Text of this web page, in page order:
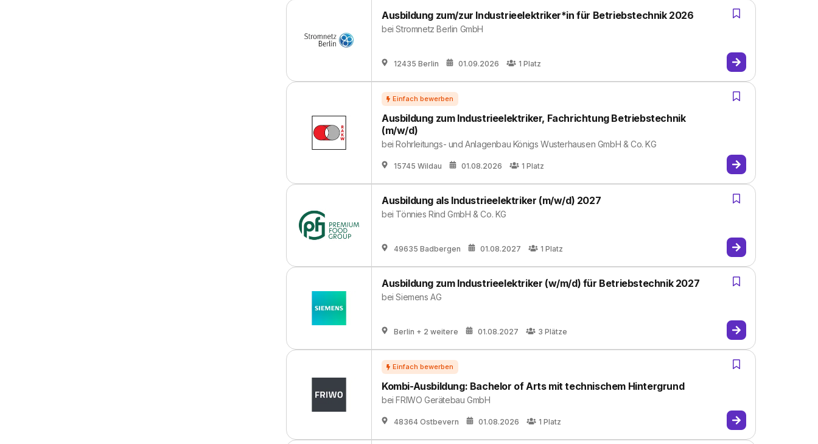
Ausbildung zum/zur Industrieelektriker*in für Betriebstechnik 2026
beiStromnetz Berlin GmbH
12435 Berlin 01.09.2026 1 Platz
Ausbildung zum Industrieelektriker, Fachrichtung Betriebstechnik
(m/w/d)
beiRohrleitungs- und Anlagenbau Königs Wusterhausen GmbH & Co. KG
15745 Wildau 01.08.2026 1 Platz
Ausbildung als Industrieelektriker (m/w/d) 2027
bei Tönnies Rind GmbH & Co. KG
49635 Badbergen 01.08.2027 1 Platz
Ausbildung zum Industrieelektriker (w/m/d) für Betriebstechnik 2027
beiSiemens AG
Berlin + 2 weitere 01.08.2027 3 Plätze
Kombi-Ausbildung: Bachelor of Arts mit technischem Hintergrund
beiFRIWO Gerätebau GmbH
48364 Ostbevern 01.08.2026 1 Platz